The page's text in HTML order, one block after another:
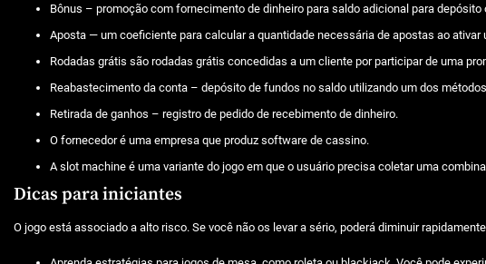
Bônus – promoção com fornecimento de dinheiro para saldo adicional para depósito
Aposta — um coeficiente para calcular a quantidade necessária de apostas ao ativar
Rodadas grátis são rodadas grátis concedidas a um cliente por participar de uma
Reabastecimento da conta – depósito de fundos no saldo utilizando um dos
Retirada de ganhos – registro de pedido de recebimento de dinheiro.
O fornecedor é uma empresa que produz software de cassino.
A slot machine é uma variante do jogo em que o usuário precisa coletar uma
Dicas para iniciantes
O jogo está associado a alto risco. Se você não os levar a sério, poderá diminuir